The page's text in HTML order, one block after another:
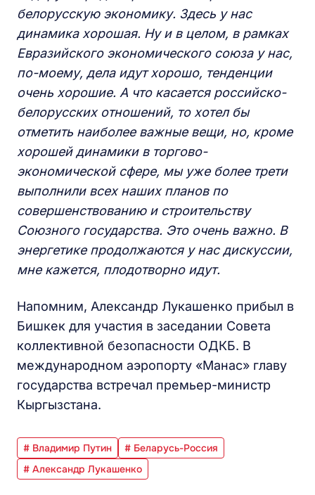
белорусскую экономику. Здесь у нас
динамика хорошая. Ну и в целом, в рамках
Евразийского экономического союза у нас,
по-моему, дела идут хорошо, тенденции
очень хорошие. А что касается российско-
белорусских отношений, то хотел бы
отметить наиболее важные вещи, но, кроме
хорошей динамики в торгово-
экономической сфере, мы уже более трети
выполнили всех наших планов по
совершенствованию и строительству
Союзного государства. Это очень важно. В
энергетике продолжаются у нас дискуссии,
мне кажется, плодотворно идут.
Напомним, Александр Лукашенко прибыл в
Бишкек для участия в заседании Совета
коллективной безопасности ОДКБ. В
международном аэропорту «Манас» главу
государства встречал премьер-министр
Кыргызстана.
# Владимир Путин
# Беларусь-Россия
# Александр Лукашенко